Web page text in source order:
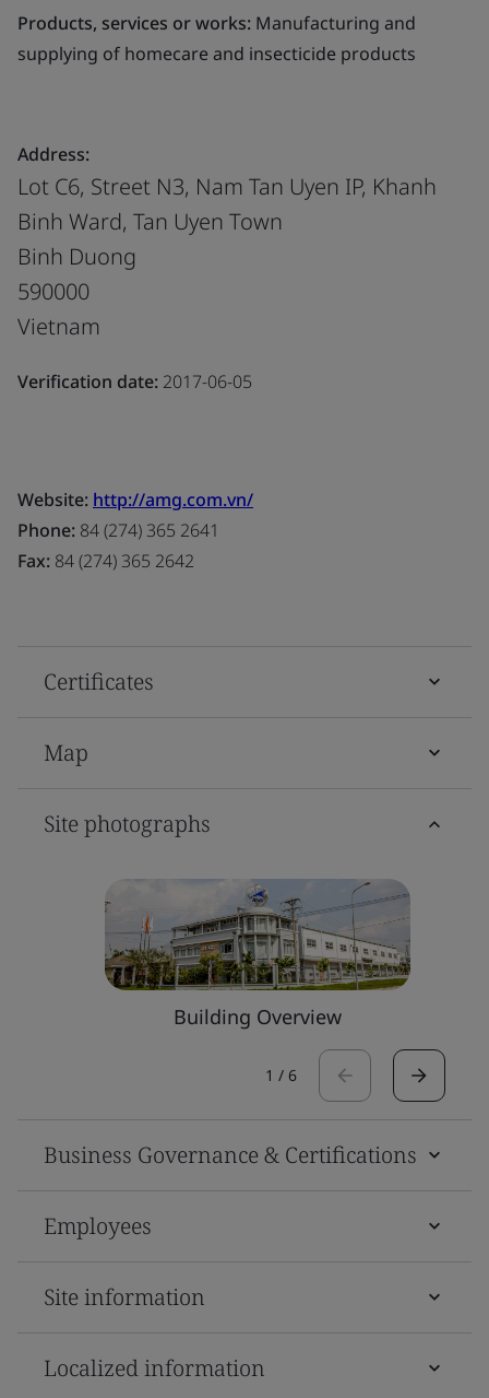
Products, services or works: Manufacturing and
supplying of homecare and insecticide products
Address:
Lot C6, Street N3, Nam Tan Uyen IP, Khanh
Binh Ward, Tan Uyen Town
Binh Duong
590000
Vietnam
Verification date: 2017-06-05
Website: http://amg.com.vn/
Phone: 84 (274) 365 2641
Fax: 84 (274) 365 2642
Certificates
Map
Site photographs
Building Overview
1 / 6
Business Governance & Certifications
Employees
Site information
Localized information